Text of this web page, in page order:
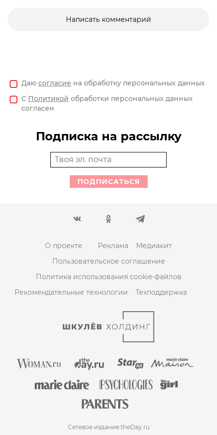
Написать комментарий
Даю согласие на обработку персональных данных
С Политикой обработки персональных данных
согласен
Подписка на рассылку
ПОДПИСАТЬСЯ
О проекте Реклама
Медиакит
Пользовательское соглашение
Политика использования cookie-файлов
Рекомендательные технологии
Техподдержка
Сетевое издание theDay.ru